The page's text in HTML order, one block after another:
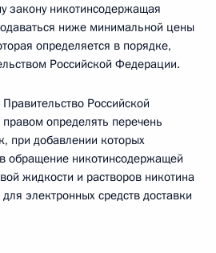
закону никотинсодержащая
ниже минимальной цены
определяется в порядке,
Российской Федерации.
Российской
определять перечень
при добавлении которых
обращение никотинсодержащей
жидкости и растворов никотина
электронных средств доставки